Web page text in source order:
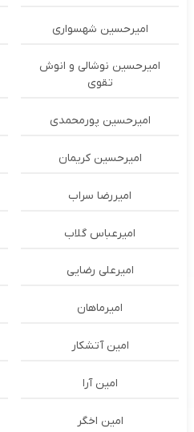
امیرحسین شهسواری
امیرحسین نوشالی و انوش
تقوی
امیرحسین پورمحمدی
امیرحسین کریمان
امیررضا سراب
امیرعباس گلاب
امیرعلی رضایی
امیرماهان
امین آتشکار
امین آرا
امین اخگر